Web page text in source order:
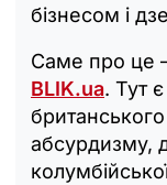
бізнесом і
Саме про це –
BLIK.ua. Тут
абсурдизму,